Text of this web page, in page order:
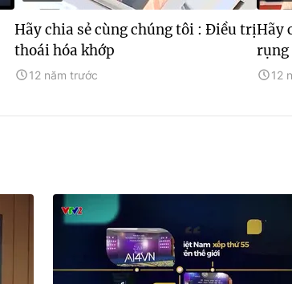
Hãy chia sẻ cùng chúng tôi : Điều trị
thoái hóa khớp
12 năm trước
Hãy
rụng
12